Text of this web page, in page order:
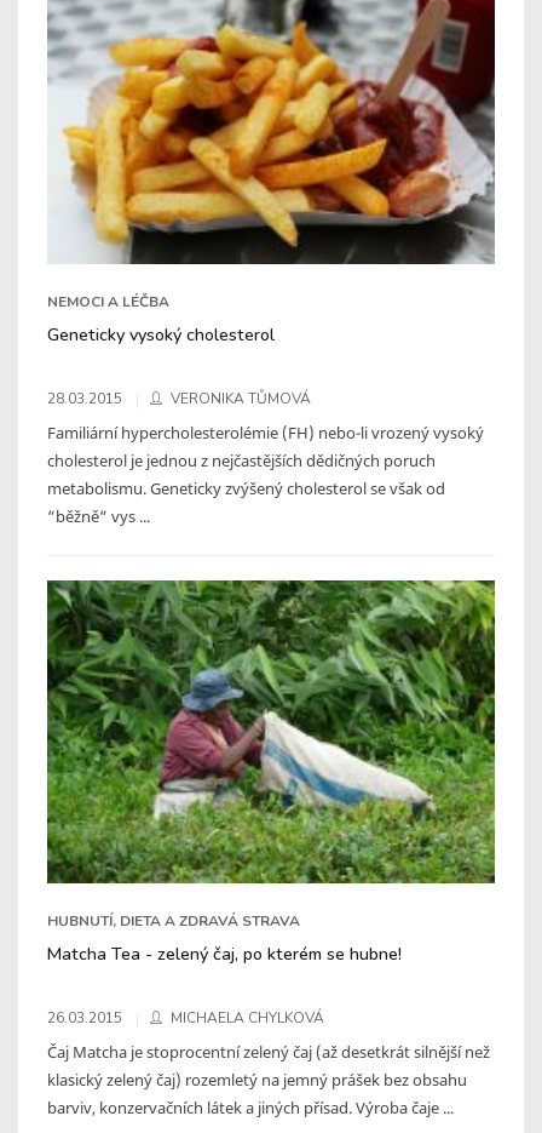
NEMOCI A LÉČBA
Geneticky vysoký cholesterol
28.03.2015 VERONIKA TŮMOVÁ
Familiární hypercholesterolémie (FH) nebo-li vrozený vysoký
cholesterol je jednou z nejčastějších dědičných poruch
metabolismu. Geneticky zvýšený cholesterol se však od
“běžně“ vys ...
HUBNUTÍ, DIETA A ZDRAVÁ STRAVA
Matcha Tea - zelený čaj, po kterém se hubne!
26.03.2015 MICHAELA CHYLKOVÁ
Čaj Matcha je stoprocentní zelený čaj (až desetkrát silnější než
klasický zelený čaj) rozemletý na jemný prášek bez obsahu
barviv, konzervačních látek a jiných přísad. Výroba čaje ...